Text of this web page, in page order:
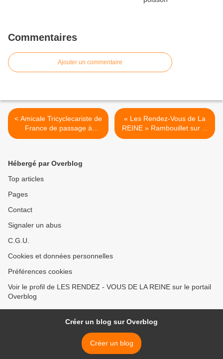
Commentaires
Ajouter un commentaire
< Amicale Tricyclecariste de
France de passage à
Rambouillet
« Les Rendez-Vous de La
REINE » Rambouillet sur le
thème du cinéma >
Hébergé par Overblog
Top articles
Pages
Contact
Signaler un abus
C.G.U.
Cookies et données personnelles
Préférences cookies
Voir le profil de LES RENDEZ - VOUS DE LA REINE sur le portail
Overblog
Créer un blog sur Overblog
Créer un blog